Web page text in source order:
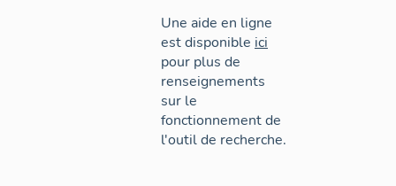
Une aide en ligne
est disponible ici
pour plus de
renseignements
sur le
fonctionnement de
l'outil de recherche.